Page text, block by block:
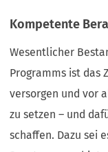
Kompetente
Wesentlicher
Programms ist das
versorgen und vor
zu setzen – und
schaffen. Dazu sei